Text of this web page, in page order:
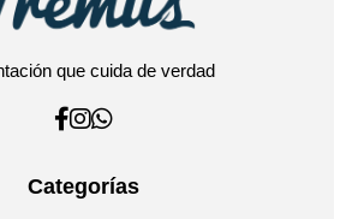
que cuida de verdad
Categorías